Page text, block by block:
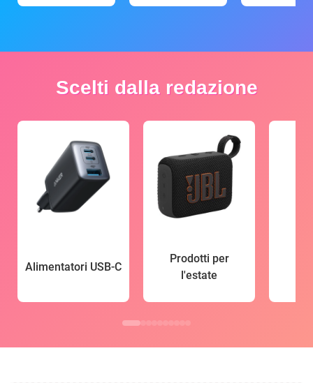
Scelti dalla redazione
Alimentatori USB-C
Prodotti per
l'estate